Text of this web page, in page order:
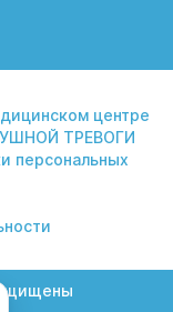
центре
ТРЕВОГИ
персональных